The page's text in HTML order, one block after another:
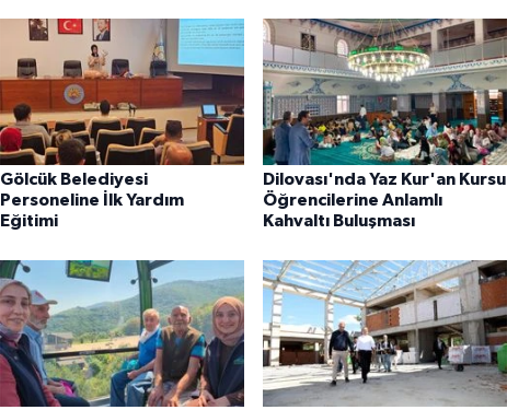
Gölcük Belediyesi
Personeline İlk Yardım
Eğitimi
Dilovası'nda Yaz Kur'an Kursu
Öğrencilerine Anlamlı
Kahvaltı Buluşması